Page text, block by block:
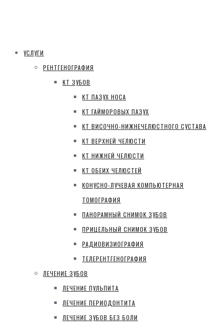
УСЛУГИ
РЕНТГЕНОГРАФИЯ
КТ ЗУБОВ
КТ ПАЗУХ НОСА
КТ ГАЙМОРОВЫХ ПАЗУХ
КТ ВИСОЧНО-НИЖНЕЧЕЛЮСТНОГО СУСТАВА
КТ ВЕРХНЕЙ ЧЕЛЮСТИ
КТ НИЖНЕЙ ЧЕЛЮСТИ
КТ ОБЕИХ ЧЕЛЮСТЕЙ
КОНУСНО-ЛУЧЕВАЯ КОМПЬЮТЕРНАЯ
ТОМОГРАФИЯ
ПАНОРАМНЫЙ СНИМОК ЗУБОВ
ПРИЦЕЛЬНЫЙ СНИМОК ЗУБОВ
РАДИОВИЗИОГРАФИЯ
ТЕЛЕРЕНТГЕНОГРАФИЯ
ЛЕЧЕНИЕ ЗУБОВ
ЛЕЧЕНИЕ ПУЛЬПИТА
ЛЕЧЕНИЕ ПЕРИОДОНТИТА
ЛЕЧЕНИЕ ЗУБОВ БЕЗ БОЛИ